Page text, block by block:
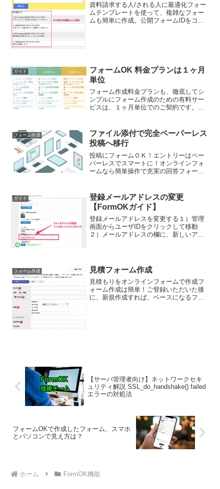
資料請求する人/される人に最適化フォー
ムテンプレートを使って、複雑なフォー
ムも簡単に作成。公開フォームIDをコピ
ガイド
フォームOK 料金プランは１ヶ月
単位
フォーム作成料金プランも、徹底してシ
ンプルにフォーム作成のための有料サー
ビスは、１ヶ月単位でのご契約です。フ
ても、その月末に区切られることはあり
ません。あくまでも、カレ...
フォーム作成
ファイル添付で完全ペーパーレス
投稿へ移行
投稿にフォームＯＫ！エントリーはペー
パーレスでスマートに！オンラインフォ
ームなら簡単操作で充実の回答フォー
楽々。自動作成の顧客ページや配信リス
トで、個別対応もメルマガ配信もすぐで
きる！！
ガイド
登録メールアドレスの変更
【FormOKガイド】
登録メールアドレスを変更する１）管理
画面からユーザIDをクリックして移動
２）メールアドレスの欄に、新しいアド
フォーム作成 見積フォーム作成
見積もりをオンラインフォームで作成フ
ォーム作成は簡単！ご登録いただいた後
に、新規作成すれば、ベースになるフォ
【サーバ管理者向け】ネットワークセキ
ュリティ解説 SSL_do_handshake() failed
エラーの対処法
フォームOKで作成したフォーム、スマホ
とパソコンで見え方は？
ホーム FormOK機能